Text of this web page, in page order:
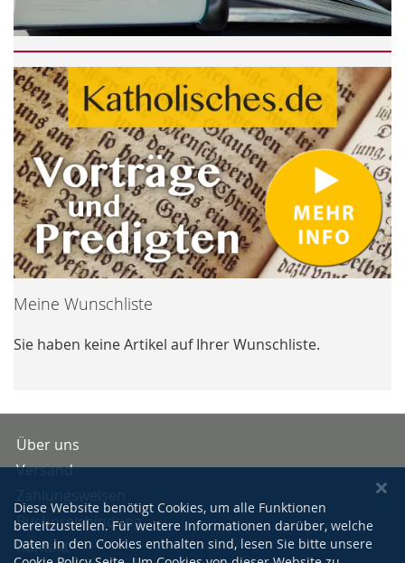
Meine Wunschliste
Sie haben keine Artikel auf Ihrer Wunschliste.
Über uns
Versand
Buchpreisbindung
Kontakt
Diese Website benötigt Cookies, um alle Funktionen
bereitzustellen. Für weitere Informationen darüber, welche
Daten in den Cookies enthalten sind, lesen Sie bitte unsere